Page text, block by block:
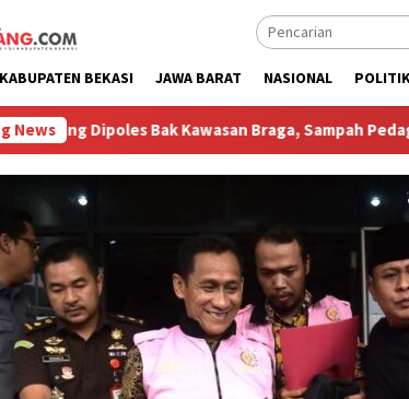
KABUPATEN BEKASI JAWA BARAT NASIONAL
News
Dipoles Bak Kawasan Braga, Sampah Pedagang Masih